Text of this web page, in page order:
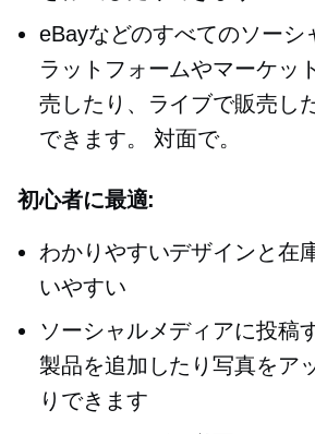
eBayなどのすべてのソーシ
ラットフォームやマーケッ
売したり、ライブで販売し
できます。 対面で。
初心者に最適:
わかりやすいデザインと在
いやすい
ソーシャルメディアに投稿
製品を追加したり写真をア
りできます